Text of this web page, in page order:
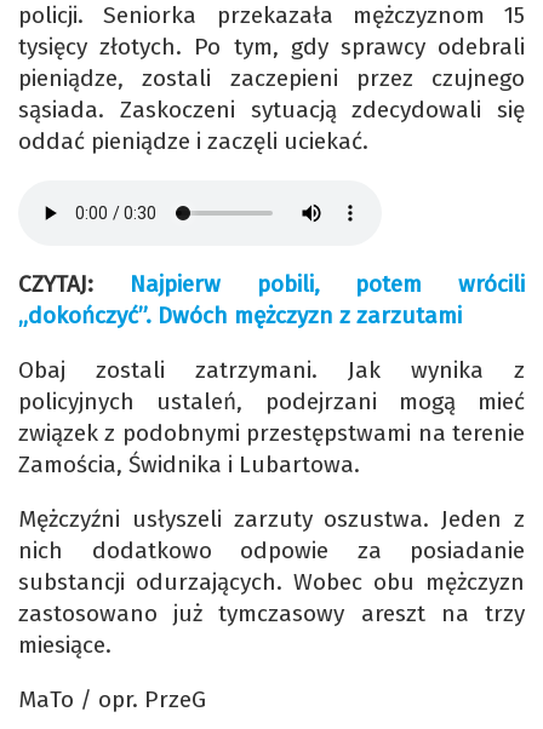
policji. Seniorka przekazała mężczyznom 15
tysięcy złotych. Po tym, gdy sprawcy odebrali
pieniądze, zostali zaczepieni przez czujnego
sąsiada. Zaskoczeni sytuacją zdecydowali się
oddać pieniądze i zaczęli uciekać.
CZYTAJ: Najpierw pobili, potem wrócili
„dokończyć”. Dwóch mężczyzn z zarzutami
Obaj zostali zatrzymani. Jak wynika z
policyjnych ustaleń, podejrzani mogą mieć
związek z podobnymi przestępstwami na terenie
Zamościa, Świdnika i Lubartowa.
Mężczyźni usłyszeli zarzuty oszustwa. Jeden z
nich dodatkowo odpowie za posiadanie
substancji odurzających. Wobec obu mężczyzn
zastosowano już tymczasowy areszt na trzy
miesiące.
MaTo / opr. PrzeG